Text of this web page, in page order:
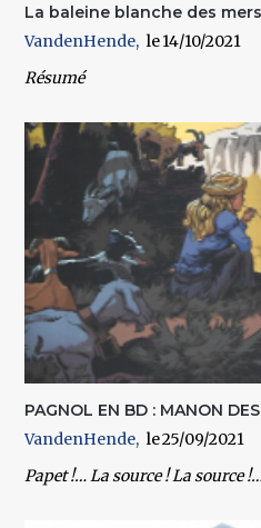
La baleine blanche des
VandenHende
14/10/2021
Résumé
PAGNOL EN BD : MANON
VandenHende
25/09/2021
Papet !… La source ! La source